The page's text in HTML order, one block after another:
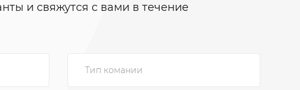
и свяжутся с вами в течение